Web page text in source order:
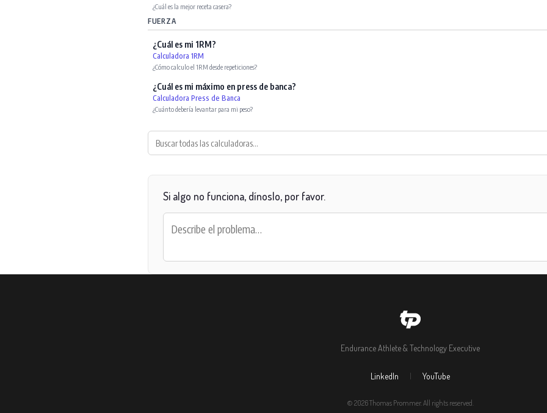
¿Cuál es la mejor receta casera?
FUERZA
¿Cuál es mi 1RM?
Calculadora 1RM
¿Cómo calculo el 1RM desde repeticiones?
¿Cuál es mi máximo en press de banca?
Calculadora Press de Banca
¿Cuánto debería levantar para mi peso?
Si algo no funciona, dínoslo, por favor.
Endurance Athlete & Technology Executive
LinkedIn | YouTube
© 2026 Thomas Prommer. All rights reserved.